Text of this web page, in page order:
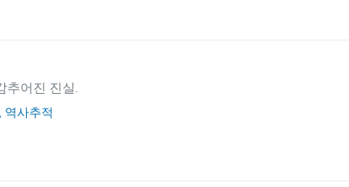
추어진 진실.
역사추적